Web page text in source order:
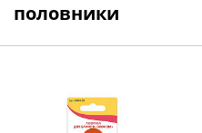
половники